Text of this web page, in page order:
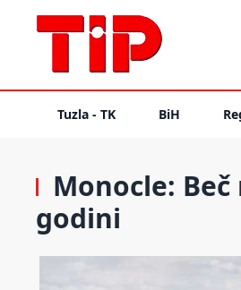
Tuzla - TK BiH
Monocle:
godini